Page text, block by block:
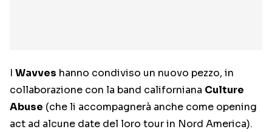
I Wavves hanno condiviso un nuovo pezzo, in
collaborazione con la band californiana Culture
Abuse (che li accompagnerà anche come opening
act ad alcune date del loro tour in Nord America).